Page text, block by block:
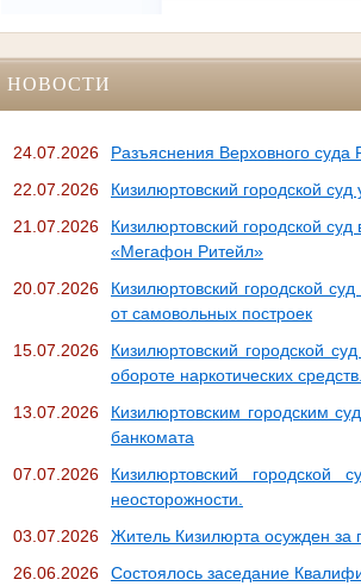
НОВОСТИ
24.07.2026
Разъяснения Верховного
22.07.2026
Кизилюртовский городской
21.07.2026
Кизилюртовский городской
«Мегафон Ритейл»
20.07.2026
Кизилюртовский городской
от самовольных построек
15.07.2026
Кизилюртовский городской
обороте наркотических средств.
13.07.2026
Кизилюртовским городским
банкомата
07.07.2026
Кизилюртовский
неосторожности.
03.07.2026
Житель Кизилюрта осужден за
26.06.2026
Состоялось заседание